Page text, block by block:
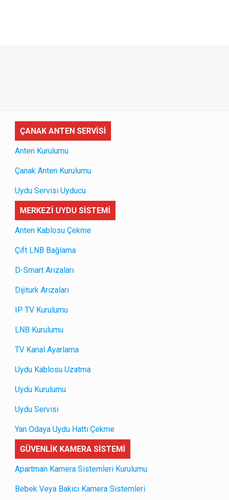
ÇANAK ANTEN SERVİSİ
Anten Kurulumu
Çanak Anten Kurulumu
Uydu Servisi Uyducu
MERKEZİ UYDU SİSTEMİ
Anten Kablosu Çekme
Çift LNB Bağlama
D-Smart Arızaları
Dijiturk Arızaları
IP TV Kurulumu
LNB Kurulumu
TV Kanal Ayarlama
Uydu Kablosu Uzatma
Uydu Kurulumu
Uydu Servisi
Yan Odaya Uydu Hattı Çekme
GÜVENLİK KAMERA SİSTEMİ
Apartman Kamera Sistemleri Kurulumu
Bebek Veya Bakıcı Kamera Sistemleri